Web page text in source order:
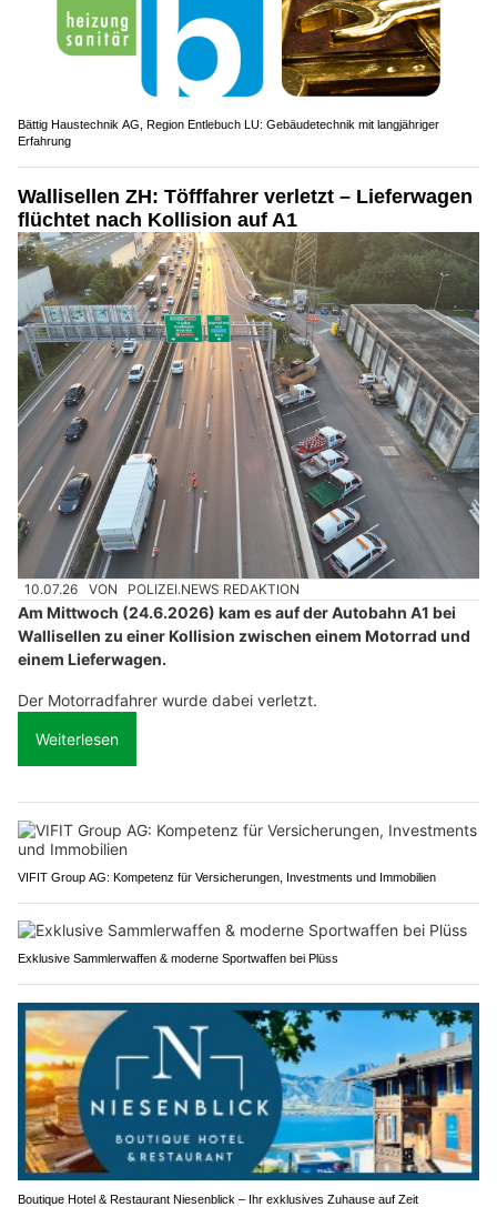
Bättig Haustechnik AG, Region Entlebuch LU: Gebäudetechnik mit langjähriger
Erfahrung
Wallisellen ZH: Töfffahrer verletzt – Lieferwagen
flüchtet nach Kollision auf A1
10.07.26 VON POLIZEI.NEWS REDAKTION
Am Mittwoch (24.6.2026) kam es auf der Autobahn A1 bei
Wallisellen zu einer Kollision zwischen einem Motorrad und
einem Lieferwagen.
Der Motorradfahrer wurde dabei verletzt.
Weiterlesen
VIFIT Group AG: Kompetenz für Versicherungen, Investments und Immobilien
Exklusive Sammlerwaffen & moderne Sportwaffen bei Plüss
Boutique Hotel & Restaurant Niesenblick – Ihr exklusives Zuhause auf Zeit